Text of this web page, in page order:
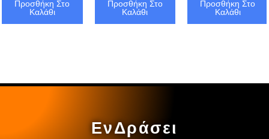
Προσθήκη Στο
Καλάθι
Προσθήκη Στο
Καλάθι
Προσθήκη Στο
Καλάθι
ΕνΔράσει